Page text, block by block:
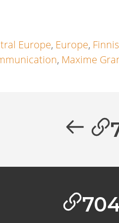
Europe, Europe,
, Maxime